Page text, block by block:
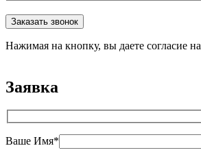
Оставьте это поле пустым.
Заказать звонок
Нажимая на кнопку, вы даете согласие на
Заявка
Ваше Имя*